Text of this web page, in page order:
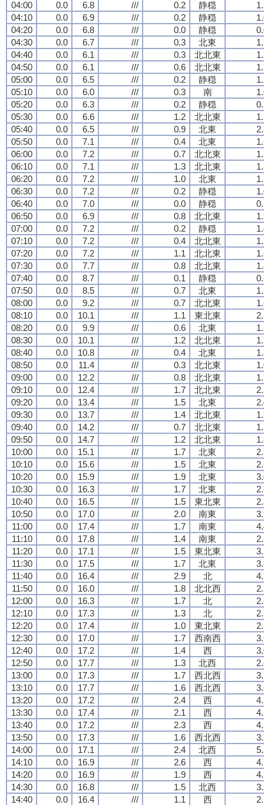
04:00
0.0 6.8 /// 0.2 静穏
04:10
0.0 6.9 /// 0.2 静穏
04:20
0.0 6.8 /// 0.0 静穏
04:30
0.0 6.7 /// 0.3 北東
04:40
0.0 6.1 /// 0.3 北北東
04:50
0.0 6.1 /// 0.6 北北東
05:00
0.0 6.5 /// 0.2 静穏
05:10
0.0 6.0 /// 0.3 南
05:20
0.0 6.3 /// 0.2 静穏
05:30
0.0 6.6 /// 1.2 北北東
05:40
0.0 6.5 /// 0.9 北東
05:50
0.0 7.1 /// 0.4 北東
06:00
0.0 7.2 /// 0.7 北北東
06:10
0.0 7.1 /// 1.3 北北東
06:20
0.0 7.2 /// 1.0 北東
06:30
0.0 7.2 /// 0.2 静穏
06:40
0.0 7.0 /// 0.0 静穏
06:50
0.0 6.9 /// 0.8 北北東
07:00
0.0 7.2 /// 0.2 静穏
07:10
0.0 7.2 /// 0.4 北北東
07:20
0.0 7.2 /// 1.1 北北東
07:30
0.0 7.7 /// 0.8 北北東
07:40
0.0 8.7 /// 0.1 静穏
07:50
0.0 8.5 /// 0.7 北東
08:00
0.0 9.2 /// 0.7 北北東
08:10
0.0 10.1 /// 1.1 東北東
08:20
0.0 9.9 /// 0.6 北東
08:30
0.0 10.1 /// 1.2 北北東
08:40
0.0 10.8 /// 0.4 北東
08:50
0.0 11.4 /// 0.3 北北東
09:00
0.0 12.2 /// 0.8 北北東
09:10
0.0 12.4 /// 1.7 北北東
09:20
0.0 13.4 /// 1.5 北東
09:30
0.0 13.7 /// 1.4 北北東
09:40
0.0 14.2 /// 0.7 北北東
09:50
0.0 14.7 /// 1.2 北北東
10:00
0.0 15.1 /// 1.7 北東
10:10
0.0 15.6 /// 1.5 北東
10:20
0.0 15.9 /// 1.9 北東
10:30
0.0 16.3 /// 1.7 北東
10:40
0.0 16.5 /// 1.5 東北東
10:50
0.0 17.0 /// 2.0 南東
11:00
0.0 17.4 /// 1.7 南東
11:10
0.0 17.8 /// 1.4 南東
11:20
0.0 17.1 /// 1.5 東北東
11:30
0.0 17.5 /// 1.7 北東
11:40
0.0 16.4 /// 2.9 北
11:50
0.0 16.0 /// 1.8 北北西
12:00
0.0 16.3 /// 1.7 北
12:10
0.0 17.3 /// 1.3 北
12:20
0.0 17.4 /// 1.0 東北東
12:30
0.0 17.0 /// 1.7 西南西
12:40
0.0 17.2 /// 1.4 西
12:50
0.0 17.7 /// 1.3 北西
13:00
0.0 17.3 /// 1.7 西北西
13:10
0.0 17.7 /// 1.6 西北西
13:20
0.0 17.2 /// 2.4 西
13:30
0.0 17.4 /// 2.1 西
13:40
0.0 17.2 /// 2.3 西
13:50
0.0 17.3 /// 1.6 西北西
14:00
0.0 17.1 /// 2.4 北西
14:10
0.0 16.9 /// 2.6 西
14:20
0.0 16.9 /// 1.9 西
14:30
0.0 16.8 /// 1.5 北西
14:40
0.0 16.4 /// 1.1 西